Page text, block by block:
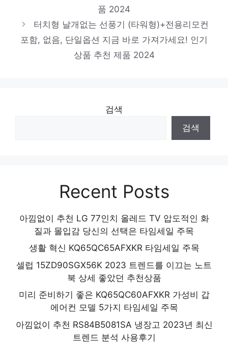
하루만에 품절될 아이템! 인기 상품 추천 제
품 2024
Apple 애플워치 9 GPS, 41mm, 스타라이트
품 2024
터치형 날개없는 선풍기 (타워형)+전용리모컨
포함, 없음, 단일옵션 지금 바로 가져가세요! 인기
상품 추천 제품 2024
검색
검색
Recent Posts
아낌없이 추천 LG 77인치 올레드 TV 압도적인 화
질과 몰입감 당신의 선택은 타임세일 주목
생활 혁신 KQ65QC65AFXKR 타임세일 주목
셀럽 15ZD90SGX56K 2023 트렌드를 이끄는 노트
북 상세 좋았던 추천상품
미리 준비하기 좋은 KQ65QC60AFXKR 가성비 갑
에어컨 모델 5가지 타임세일 주목
아낌없이 추천 RS84B5081SA 냉장고 2023년 최신
트렌드 분석 사용후기